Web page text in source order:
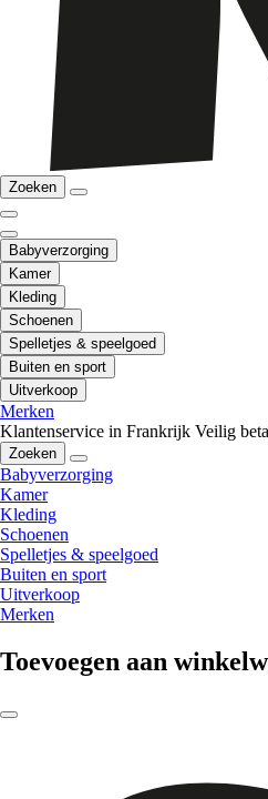
Zoeken
Babyverzorging
Kamer
Kleding
Schoenen
Spelletjes & speelgoed
Buiten en sport
Uitverkoop
Merken
Klantenservice in Frankrijk Veilig
Zoeken
Babyverzorging
Kamer
Kleding
Schoenen
Spelletjes & speelgoed
Buiten en sport
Uitverkoop
Merken
Toevoegen aan